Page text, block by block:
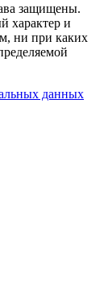
защищены.
характер и
ни при каких
данных